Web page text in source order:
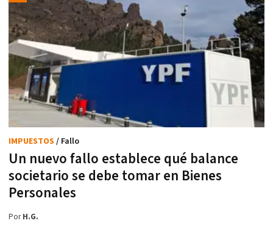
Un nuevo fallo establece qué balance
societario se debe tomar en Bienes
Personales
IMPUESTOS / Fallo
PorH.G.